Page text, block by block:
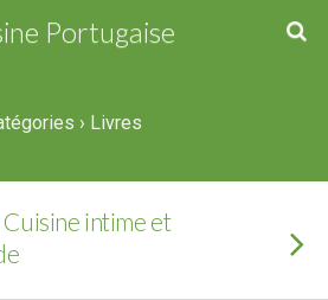
Portugaise
› Livres
intime et